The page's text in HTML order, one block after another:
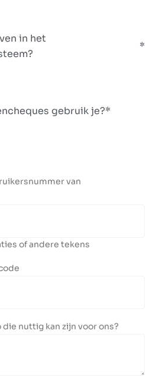
in het
gebruik je?
van
of andere tekens
nuttig kan zijn voor ons?